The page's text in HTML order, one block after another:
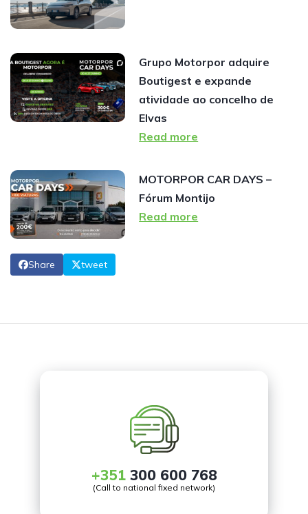
Grupo Motorpor adquire
Boutigest e expande
atividade ao concelho de
Elvas
Read more
MOTORPOR CAR DAYS –
Fórum Montijo
Read more
Share tweet
+351300 600 768
(Call to national fixed network)